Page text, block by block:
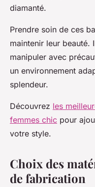
diamanté.
Prendre soin de ces
maintenir leur beauté.
manipuler avec
un environnement
splendeur.
Découvrez les
femmes chic pour
votre style.
Choix des
de fabrication